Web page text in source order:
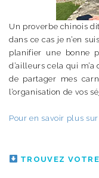
Un proverbe chinois
dans ce cas je n’en
planifier une bonne
d’ailleurs cela qui
de partager mes
l’organisation de vos
Pour en savoir plus
TROUVEZ